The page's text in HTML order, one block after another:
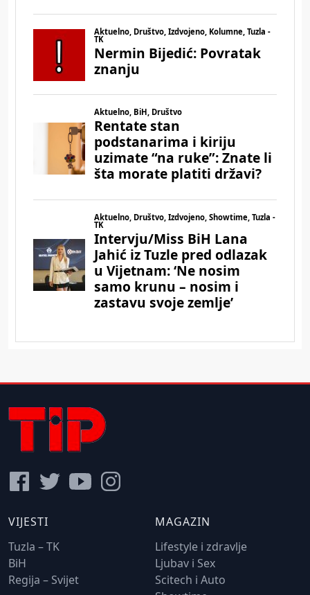
VIJESTI
Tuzla – TK
BiH
Regija – Svijet
MAGAZIN
Lifestyle i zdravlje
Ljubav i Sex
Scitech i Auto